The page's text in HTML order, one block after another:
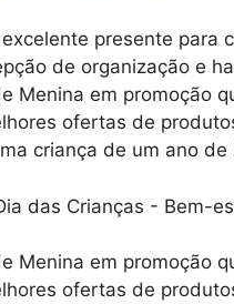
presente para
de organização e
Menina em promoção
ofertas de
criança de um ano
Menina em promoção
ofertas de